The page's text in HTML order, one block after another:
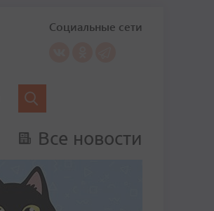
Социальные сети
Все новости